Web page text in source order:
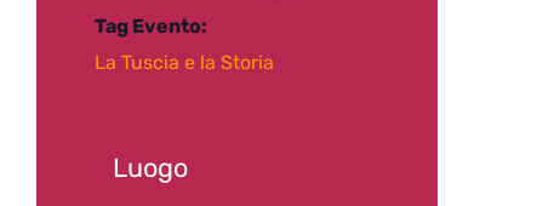
Tag Evento:
La Tuscia e la Storia
Luogo